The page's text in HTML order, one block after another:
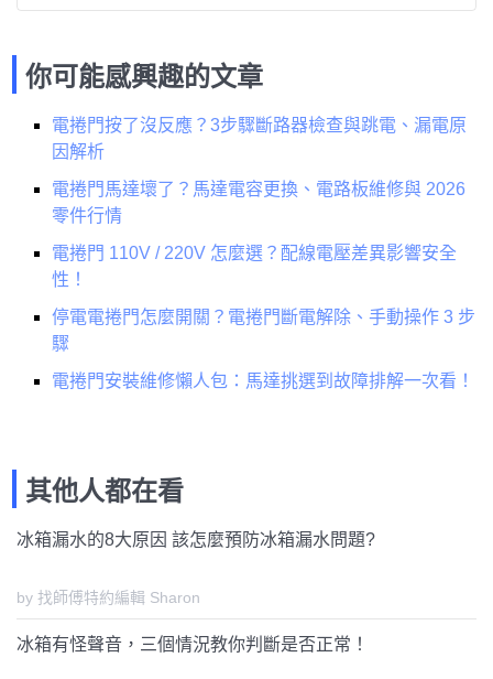
你可能感興趣的文章
電捲門按了沒反應？3步驟斷路器檢查與跳電、漏電原
因解析
電捲門馬達壞了？馬達電容更換、電路板維修與 2026
零件行情
電捲門 110V / 220V 怎麼選？配線電壓差異影響安全
性！
停電電捲門怎麼開關？電捲門斷電解除、手動操作 3 步
驟
電捲門安裝維修懶人包：馬達挑選到故障排解一次看！
其他人都在看
冰箱漏水的8大原因 該怎麼預防冰箱漏水問題?
by 找師傅特約編輯 Sharon
冰箱有怪聲音，三個情況教你判斷是否正常！